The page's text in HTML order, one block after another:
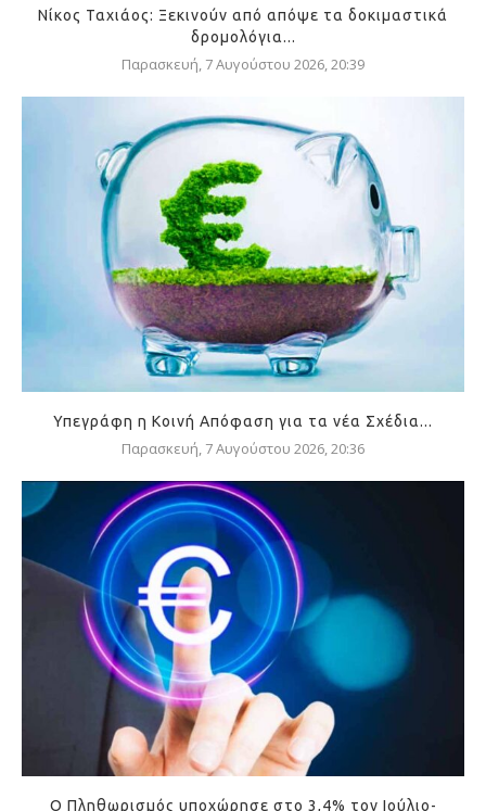
Νίκος Ταχιάος: Ξεκινούν από απόψε τα δοκιμαστικά
δρομολόγια...
Παρασκευή, 7 Αυγούστου 2026, 20:39
Υπεγράφη η Κοινή Απόφαση για τα νέα Σχέδια...
Παρασκευή, 7 Αυγούστου 2026, 20:36
Ο Πληθωρισμός υποχώρησε στο 3,4% τον Ιούλιο-